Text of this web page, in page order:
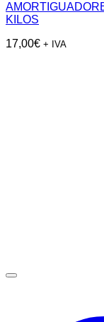
KILOS
17,00€ + IVA